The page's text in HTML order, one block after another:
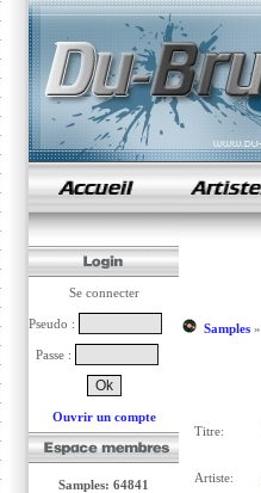
samples de rap
Se connecter
Pseudo :
Passe :
Ouvrir un compte
Samples: 64841
Samples»
Titre:
Artiste: